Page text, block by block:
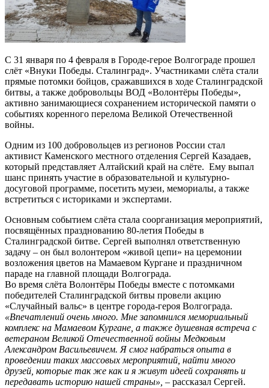
С 31 января по 4 февраля в Городе-герое Волгограде прошел
слёт «Внуки Победы. Сталинград». Участниками слёта стали
прямые потомки бойцов, сражавшихся в ходе Сталинградской
битвы, а также добровольцы ВОД «Волонтёры Победы»,
активно занимающиеся сохранением исторической памяти о
событиях коренного перелома Великой Отечественной
войны.
Одним из 100 добровольцев из регионов России стал
активист Каменского местного отделения Сергей Казадаев,
который представляет Алтайский край на слёте. Ему выпал
шанс принять участие в образовательной и культурно-
досуговой программе, посетить музеи, мемориалы, а также
встретиться с историками и экспертами.
Основным событием слёта стала соорганизация мероприятий,
посвящённых празднованию 80-летия Победы в
Сталинградской битве. Сергей выполнял ответственную
задачу – он был волонтером «живой цепи» на церемонии
возложения цветов на Мамаевом Кургане и праздничном
параде на главной площади Волгограда.
Во время слёта Волонтёры Победы вместе с потомками
победителей Сталинградской битвы провели акцию
«Случайный вальс» в центре города-героя Волгограда.
«Впечатлений очень много. Мне запомнился мемориальный
комплекс на Мамаевом Кургане, а также душевная встреча с
ветераном Великой Отечественной войны Медковым
Александром Васильевичем. Я смог набраться опыта в
проведении таких массовых мероприятий, найти много
друзей, которые так же как и я живут идеей сохранять и
передавать историю нашей страны», – рассказал Сергей.